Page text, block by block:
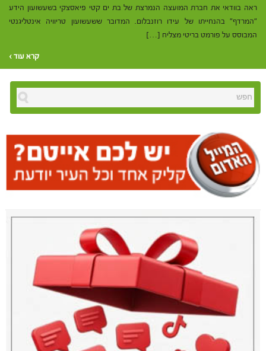
ראה בוודאי את חברת המועצה הנמרצת של בת ים קטי פיאסצקי בשעשועון הידע
"המרדף" בהנחייתו של עידו רוזנבלום. המדובר ששעשועון טריוויה אינטליגנטי
המבוסס על פורמט בריטי מצליח […]
קרא עוד ›